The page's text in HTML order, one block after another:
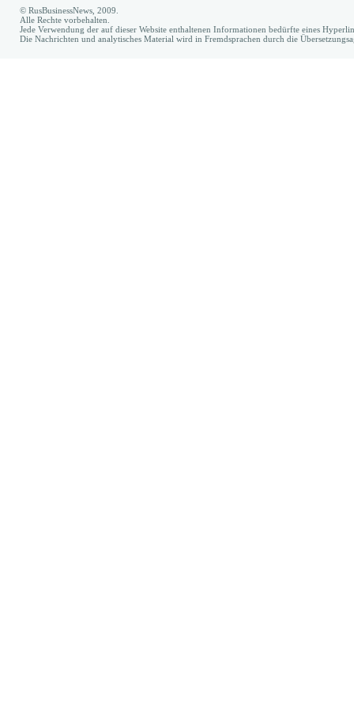
© RusBusinessNews, 2009.
Alle Rechte vorbehalten.
Jede Verwendung der auf dieser Website enthaltenen Informationen bedürfte eines
Die Nachrichten und analytisches Material wird in Fremdsprachen durch die